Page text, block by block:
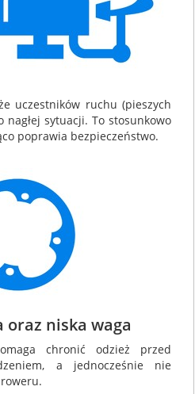
uczestników ruchu (pieszych
nagłej sytuacji. To stosunkowo
poprawia bezpieczeństwo.
oraz niska waga
chronić odzież przed
a jednocześnie nie